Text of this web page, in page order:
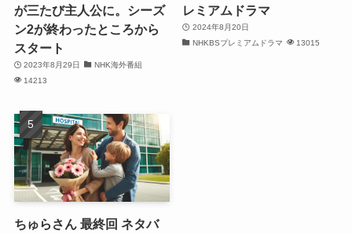
が三たび主人公に。シーズ
ン2が終わったところから
スタート
2023年8月29日
NHK海外番組
14213
レミアムドラマ
2024年8月20日
NHKBSプレミアムドラマ
13015
ちゅらさん 最終回 ネタバ